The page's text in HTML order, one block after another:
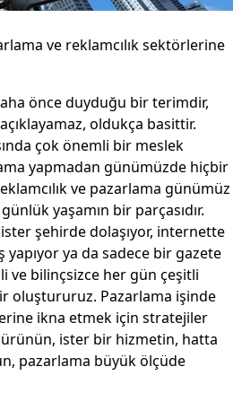
ve reklamcılık sektörlerine
önce duyduğu bir terimdir,
oldukça basittir.
çok önemli bir meslek
yapmadan günümüzde hiçbir
ve pazarlama günümüz
yaşamın bir parçasıdır.
şehirde dolaşıyor, internette
yapıyor ya da sadece bir gazete
ve bilinçsizce her gün çeşitli
oluştururuz. Pazarlama işinde
ikna etmek için stratejiler
ister bir hizmetin, hatta
pazarlama büyük ölçüde